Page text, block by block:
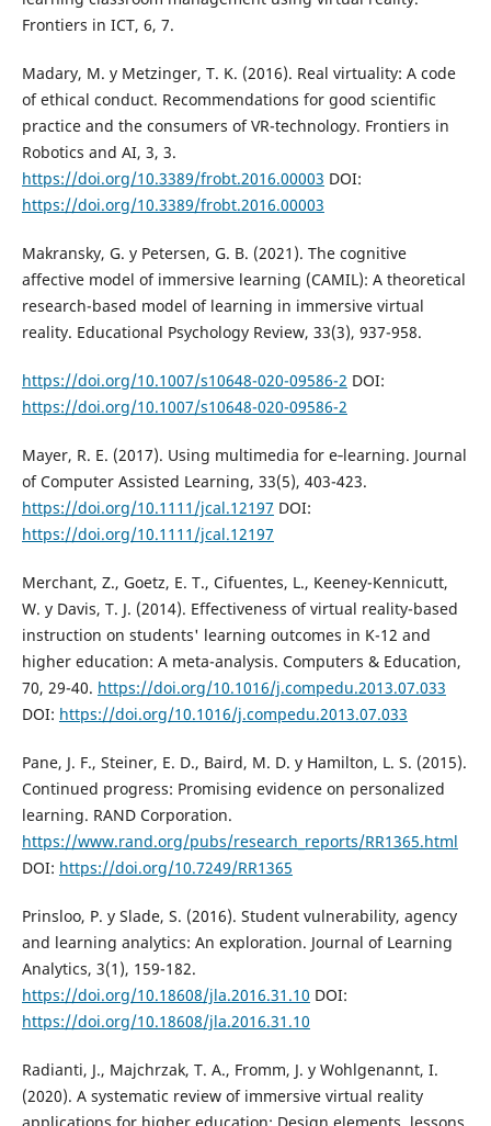
Frontiers in ICT, 6, 7.
Madary, M. y Metzinger, T. K. (2016). Real virtuality: A code
of ethical conduct. Recommendations for good scientific
practice and the consumers of VR-technology. Frontiers in
Robotics and AI, 3, 3.
https://doi.org/10.3389/frobt.2016.00003 DOI:
https://doi.org/10.3389/frobt.2016.00003
Makransky, G. y Petersen, G. B. (2021). The cognitive
affective model of immersive learning (CAMIL): A theoretical
research-based model of learning in immersive virtual
reality. Educational Psychology Review, 33(3), 937-958.
https://doi.org/10.1007/s10648-020-09586-2 DOI:
https://doi.org/10.1007/s10648-020-09586-2
Mayer, R. E. (2017). Using multimedia for e‐learning. Journal
of Computer Assisted Learning, 33(5), 403-423.
https://doi.org/10.1111/jcal.12197 DOI:
https://doi.org/10.1111/jcal.12197
Merchant, Z., Goetz, E. T., Cifuentes, L., Keeney-Kennicutt,
W. y Davis, T. J. (2014). Effectiveness of virtual reality-based
instruction on students' learning outcomes in K-12 and
higher education: A meta-analysis. Computers & Education,
70, 29-40. https://doi.org/10.1016/j.compedu.2013.07.033
DOI: https://doi.org/10.1016/j.compedu.2013.07.033
Pane, J. F., Steiner, E. D., Baird, M. D. y Hamilton, L. S. (2015).
Continued progress: Promising evidence on personalized
learning. RAND Corporation.
https://www.rand.org/pubs/research_reports/RR1365.html
DOI: https://doi.org/10.7249/RR1365
Prinsloo, P. y Slade, S. (2016). Student vulnerability, agency
and learning analytics: An exploration. Journal of Learning
Analytics, 3(1), 159-182.
https://doi.org/10.18608/jla.2016.31.10 DOI:
https://doi.org/10.18608/jla.2016.31.10
Radianti, J., Majchrzak, T. A., Fromm, J. y Wohlgenannt, I.
(2020). A systematic review of immersive virtual reality